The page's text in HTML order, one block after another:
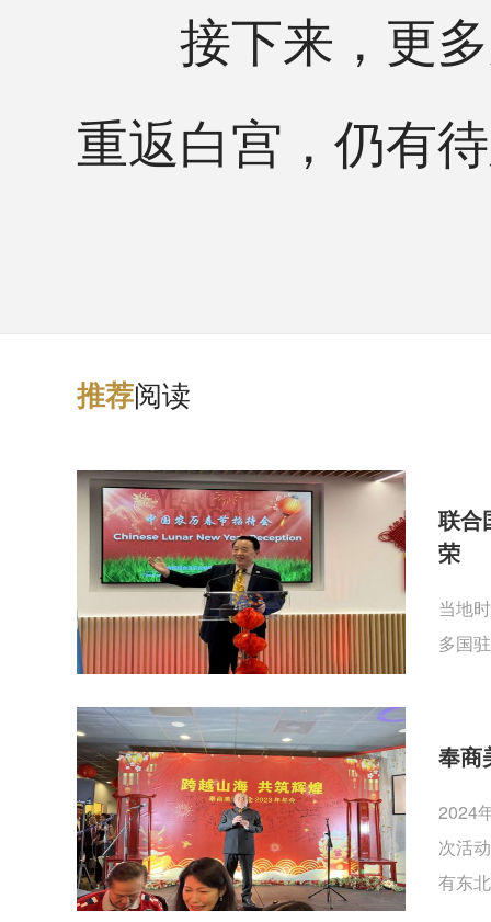
接下来，更多
重返白宫，仍有
推荐阅读
联合
荣
当地
多国
奉商
2024
次活
有东